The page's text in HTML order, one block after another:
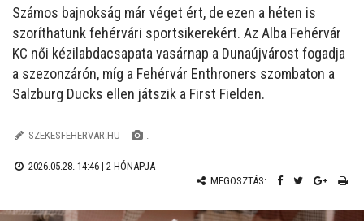
Számos bajnokság már véget ért, de ezen a héten is
szoríthatunk fehérvári sportsikerekért. Az Alba Fehérvár
KC női kézilabdacsapata vasárnap a Dunaújvárost fogadja
a szezonzárón, míg a Fehérvár Enthroners szombaton a
Salzburg Ducks ellen játszik a First Fielden.
SZEKESFEHERVAR.HU .
2026.05.28. 14:46 | 2 HÓNAPJA
MEGOSZTÁS: